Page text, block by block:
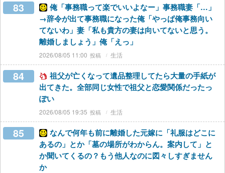
83
俺「事務職って楽でいいよなー」事務職妻「…」
→辞令が出て事務職になった俺「やっぱ俺事務向い
てないわ」妻「私も貴方の妻は向いてないと思う。
離婚しましょう」俺「えっ」
2026/08/05 11:00 生活
84
祖父が亡くなって遺品整理してたら大量の手紙が
出てきた。全部同じ女性で祖父と恋愛関係だったっ
ぽい
2026/08/05 19:35 生活
85
なんで何年も前に離婚した元嫁に「礼服はどこに
あるの」とか「墓の場所がわからん。案内して」と
か聞いてくるの？もう他人なのに図々しすぎません
か